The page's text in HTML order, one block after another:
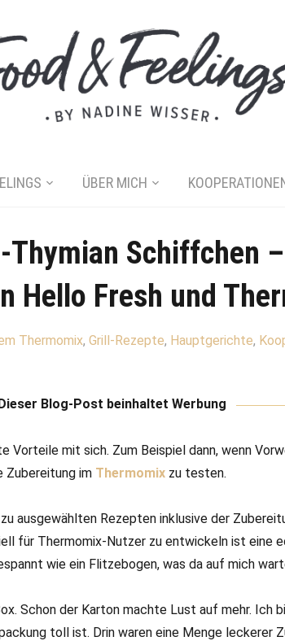
ÜBER MICH
Thymian Schiffchen
Hello Fresh und
Thermomix,Grill-Rezepte, Hauptgerichte,
Blog-Post beinhaltet Werbung
Vorteile mit sich. Zum Beispiel dann, wenn
im Thermomixzu testen.
Rezepten inklusive der
für Thermomix-Nutzer zu entwickeln ist eine
wie ein Flitzebogen, was da auf mich
Schon der Karton machte Lust auf mehr. Ich
toll ist. Drin waren eine Menge leckerer